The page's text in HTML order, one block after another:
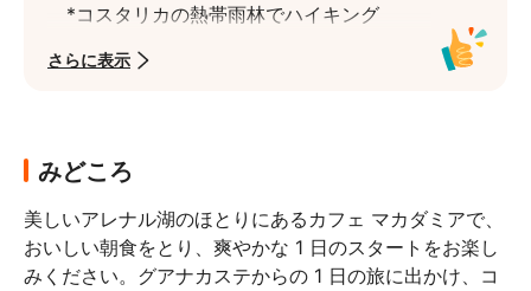
*コスタリカの熱帯雨林でハイキング
火山の素晴らしい景色を眺める
さらに表示
みどころ
美しいアレナル湖のほとりにあるカフェ マカダミアで、
おいしい朝食をとり、爽やかな 1 日のスタートをお楽し
みください。グアナカステからの 1 日の旅に出かけ、コ